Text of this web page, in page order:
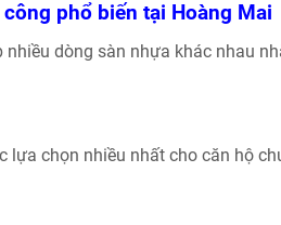
phổ biến tại Hoàng Mai
nhiều dòng sàn nhựa khác nhau
lựa chọn nhiều nhất cho căn hộ